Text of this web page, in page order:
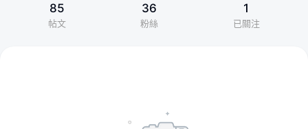
85
帖文
36
粉絲
1
已關注